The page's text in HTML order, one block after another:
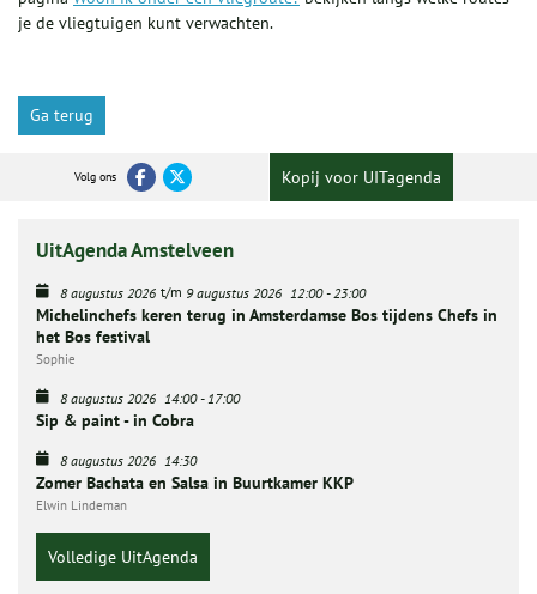
je de vliegtuigen kunt verwachten.
Ga terug
Volg ons Kopij voor UITagenda
UitAgenda Amstelveen
8 augustus 2026 t/m 9 augustus 2026 12:00-23:00
Michelinchefs keren terug in Amsterdamse Bos tijdens Chefs in
het Bos festival
Sophie
8 augustus 2026 14:00-17:00
Sip & paint - in Cobra
8 augustus 2026 14:30
Zomer Bachata en Salsa in Buurtkamer KKP
Elwin Lindeman
Volledige UitAgenda